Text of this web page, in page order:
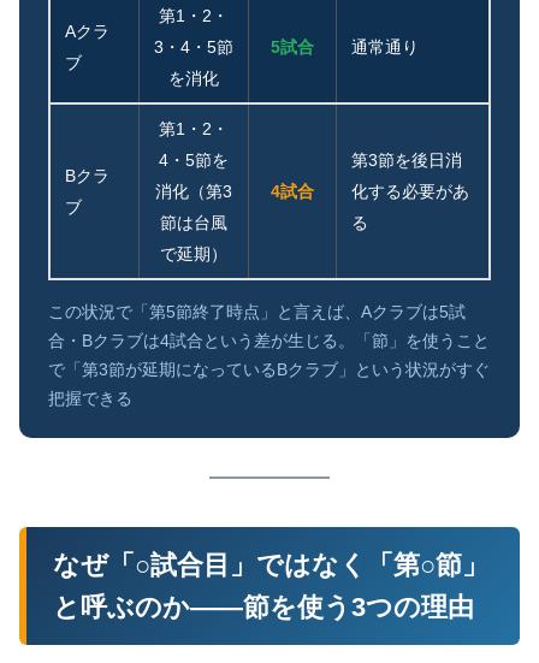
Aクラ
ブ
第1・2・
3・4・5節
を消化
5試合 通常通り
Bクラ
ブ
第1・2・
4・5節を
消化（第3
節は台風
で延期）
4試合
第3節を後日消
化する必要があ
る
この状況で「第5節終了時点」と言えば、Aクラブは5試
合・Bクラブは4試合という差が生じる。「節」を使うこと
で「第3節が延期になっているBクラブ」という状況がすぐ
把握できる
なぜ「○試合目」ではなく「第○節」
と呼ぶのか——節を使う3つの理由